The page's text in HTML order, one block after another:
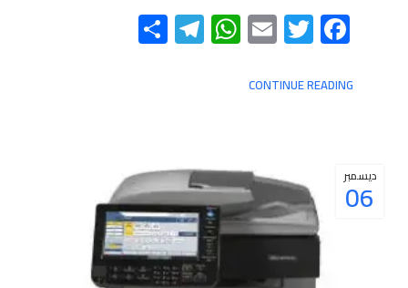
Facebook
Twitter
Email
WhatsApp
Telegram
Share
CONTINUE READING
06
ديسمبر